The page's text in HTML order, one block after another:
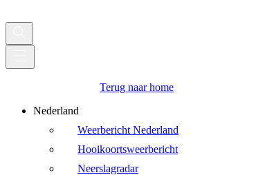
Terug naar home
Nederland
Weerbericht Nederland
Hooikoortsweerbericht
Neerslagradar